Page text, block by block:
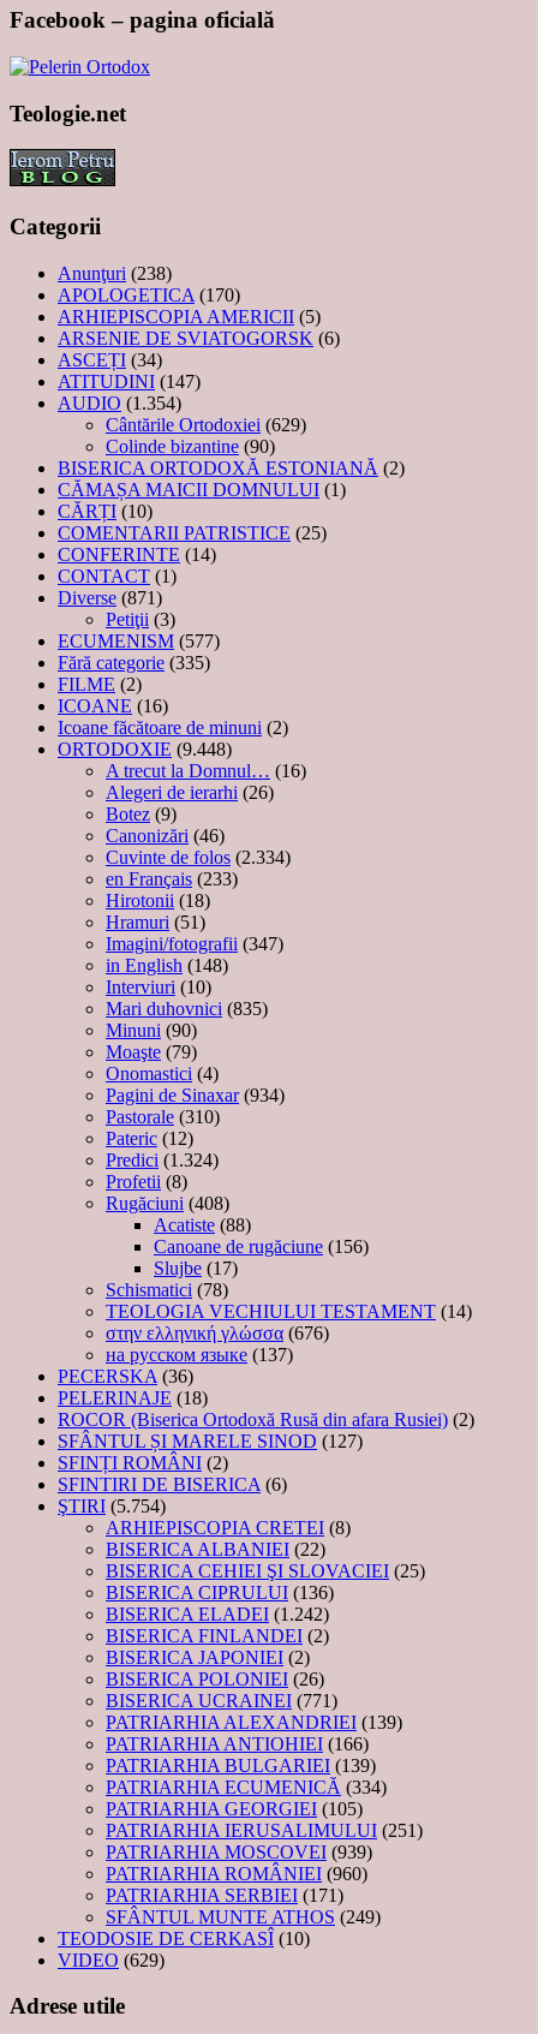
Facebook – pagina oficială
Teologie.net
Categorii
Anunţuri (238)
APOLOGETICA (170)
ARHIEPISCOPIA AMERICII (5)
ARSENIE DE SVIATOGORSK (6)
ASCEȚI (34)
ATITUDINI (147)
AUDIO (1.354)
Cântările Ortodoxiei (629)
Colinde bizantine (90)
BISERICA ORTODOXĂ ESTONIANĂ (2)
CĂMAȘA MAICII DOMNULUI (1)
CĂRȚI (10)
COMENTARII PATRISTICE (25)
CONFERINTE (14)
CONTACT (1)
Diverse (871)
Petiţii (3)
ECUMENISM (577)
Fără categorie (335)
FILME (2)
ICOANE (16)
Icoane făcătoare de minuni (2)
ORTODOXIE (9.448)
A trecut la Domnul… (16)
Alegeri de ierarhi (26)
Botez (9)
Canonizări (46)
Cuvinte de folos (2.334)
en Français (233)
Hirotonii (18)
Hramuri (51)
Imagini/fotografii (347)
in English (148)
Interviuri (10)
Mari duhovnici (835)
Minuni (90)
Moaşte (79)
Onomastici (4)
Pagini de Sinaxar(934)
Pastorale (310)
Pateric (12)
Predici (1.324)
Profetii (8)
Rugăciuni (408)
Acatiste (88)
Canoane de rugăciune (156)
Slujbe (17)
Schismatici (78)
TEOLOGIA VECHIULUI TESTAMENT (14)
στην ελληνική γλώσσα (676)
на русском языке (137)
PECERSKA (36)
PELERINAJE (18)
ROCOR (Biserica Ortodoxă Rusă din afara Rusiei) (2)
SFÂNTUL ȘI MARELE SINOD (127)
SFINȚI ROMÂNI (2)
SFINTIRI DE BISERICA (6)
ŞTIRI (5.754)
ARHIEPISCOPIA CRETEI (8)
BISERICA ALBANIEI (22)
BISERICA CEHIEI ŞI SLOVACIEI (25)
BISERICA CIPRULUI (136)
BISERICA ELADEI (1.242)
BISERICA FINLANDEI (2)
BISERICA JAPONIEI (2)
BISERICA POLONIEI (26)
BISERICA UCRAINEI (771)
PATRIARHIA ALEXANDRIEI (139)
PATRIARHIA ANTIOHIEI (166)
PATRIARHIA BULGARIEI (139)
PATRIARHIA ECUMENICĂ (334)
PATRIARHIA GEORGIEI (105)
PATRIARHIA IERUSALIMULUI (251)
PATRIARHIA MOSCOVEI (939)
PATRIARHIA ROMÂNIEI (960)
PATRIARHIA SERBIEI (171)
SFÂNTUL MUNTE ATHOS (249)
TEODOSIE DE CERKASÎ (10)
VIDEO (629)
Adrese utile